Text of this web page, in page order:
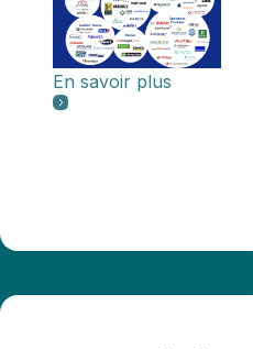
En savoir plus